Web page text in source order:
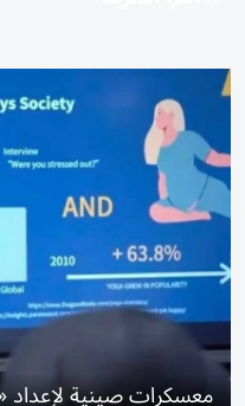
معسكرات صينية لإعداد